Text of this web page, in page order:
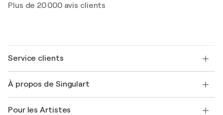
Plus de 20 000 avis clients
Service clients
Expédition
À propos de Singulart
FAQ
Pour les Artistes